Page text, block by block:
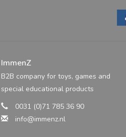
ImmenZ
B2B company for toys, games and
special educational products
0031 (0)71 785 36 90
info@immenz.nl